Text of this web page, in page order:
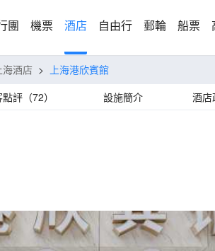
團 機票 酒店 自由行 郵輪 船票
海酒店 >
上海港欣賓館
評（72） 設施簡介 酒店